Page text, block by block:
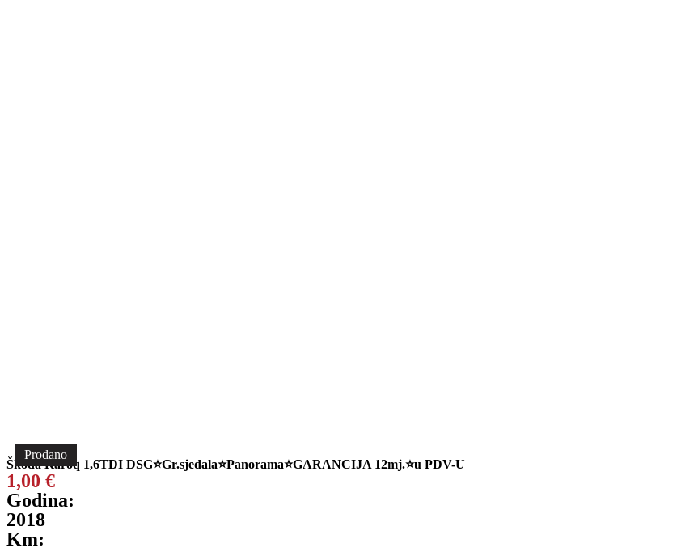
Prodano
Škoda Karoq 1,6TDI DSG⭐Gr.sjedala⭐Panorama⭐GARANCIJA 12mj.⭐u PDV-U
1,00 €
Godina:
2018
Km: